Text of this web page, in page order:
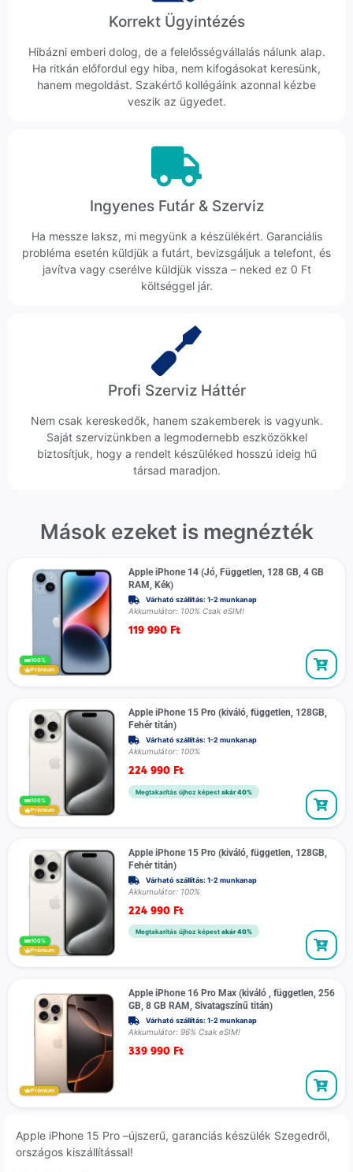
Korrekt Ügyintézés
Hibázni emberi dolog, de a felelősségvállalás nálunk alap.
Ha ritkán előfordul egy hiba, nem kifogásokat keresünk,
hanem megoldást. Szakértő kollégáink azonnal kézbe
veszik az ügyedet.
Ingyenes Futár & Szerviz
Ha messze laksz, mi megyünk a készülékért. Garanciális
probléma esetén küldjük a futárt, bevizsgáljuk a telefont, és
javítva vagy cserélve küldjük vissza – neked ez 0 Ft
költséggel jár.
Profi Szerviz Háttér
Nem csak kereskedők, hanem szakemberek is vagyunk.
Saját szervizünkben a legmodernebb eszközökkel
biztosítjuk, hogy a rendelt készüléked hosszú ideig hű
társad maradjon.
Mások ezeket is megnézték
100%
Prémium
Apple iPhone 14 (Jó, Független, 128 GB, 4 GB
RAM, Kék)
Várható szállítás: 1-2 munkanap
Akkumulátor: 100% Csak eSIM!
119 990 Ft
100%
Prémium
Apple iPhone 15 Pro (kiváló, független, 128GB,
Fehér titán)
Várható szállítás: 1-2 munkanap
Akkumulátor: 100%
224 990 Ft
Megtakarítás újhoz képest akár 40%
100%
Prémium
Apple iPhone 15 Pro (kiváló, független, 128GB,
Fehér titán)
Várható szállítás: 1-2 munkanap
Akkumulátor: 100%
224 990 Ft
Megtakarítás újhoz képest akár 40%
Prémium
Apple iPhone 16 Pro Max (kiváló , független, 256
GB, 8 GB RAM, Sivatagszínű titán)
Várható szállítás: 1-2 munkanap
Akkumulátor: 96% Csak eSIM!
339 990 Ft
Apple iPhone 15 Pro –újszerű, garanciás készülék Szegedről,
országos kiszállítással!